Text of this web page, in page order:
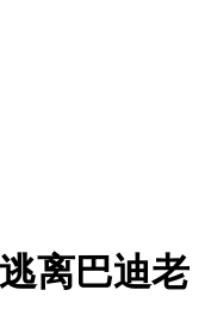
离巴迪老